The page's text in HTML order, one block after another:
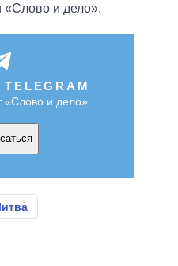
«Слово и дело».
«Слово и дело»